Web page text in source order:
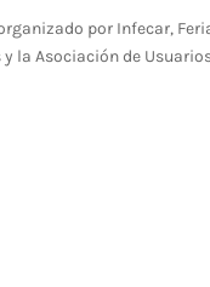
por Infecar,
la Asociación de